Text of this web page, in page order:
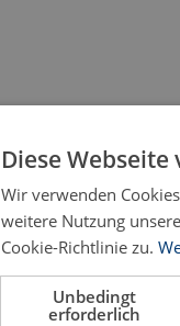
Diese
Wir verwenden
weitere Nutzung
Cookie-Richtlinie zu.
Unbedingt
erforderlich